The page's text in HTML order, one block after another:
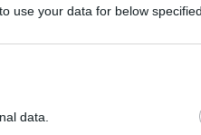
use your data for below
data.
y activar todos
nombre en
el
al 100%.